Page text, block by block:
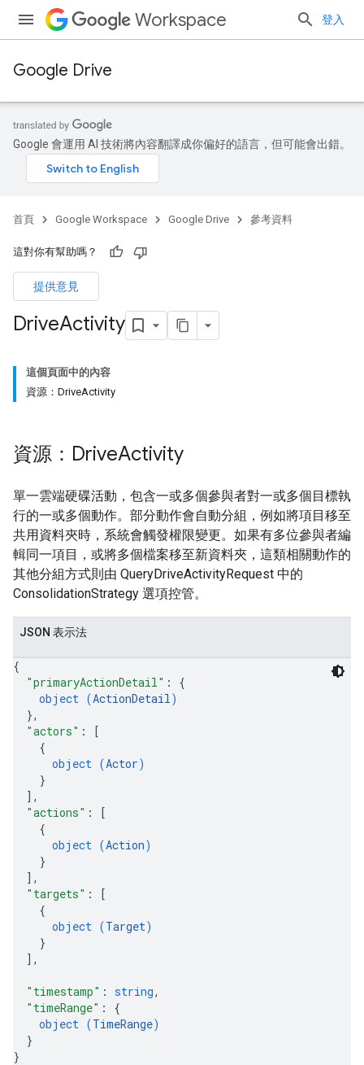
Workspace 登入
Google Drive
Google 會運用 AI 技術將內容翻譯成你偏好的語言，但可能會出錯。
首頁 Google Workspace Google Drive 參考資料
這對你有幫助嗎？
提供意見
DriveActivity
這個頁面中的內容
資源：DriveActivity
資源：DriveActivity
單一雲端硬碟活動，包含一或多個參與者對一或多個目標執
行的一或多個動作。部分動作會自動分組，例如將項目移至
共用資料夾時，系統會觸發權限變更。如果有多位參與者編
輯同一項目，或將多個檔案移至新資料夾，這類相關動作的
其他分組方式則由 QueryDriveActivityRequest 中的
ConsolidationStrategy 選項控管。
JSON 表示法
{
"primaryActionDetail" : {
object (ActionDetail)
},
"actors" :
[
{
object (Actor)
}
] ,
"actions" :
[
{
object (Action)
}
] ,
"targets" :
[
{
object (Target)
}
] ,
"timestamp" : string,
"timeRange" : {
object (TimeRange)
}
}